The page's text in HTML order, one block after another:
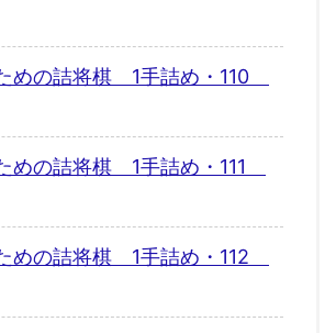
めの詰将棋 1手詰め・110
めの詰将棋 1手詰め・111
めの詰将棋 1手詰め・112